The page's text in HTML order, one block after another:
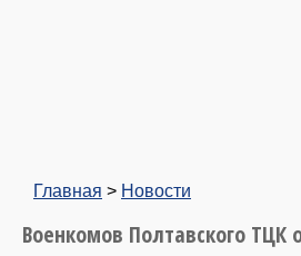
Главная > Новости
Военкомов Полтавского ТЦК